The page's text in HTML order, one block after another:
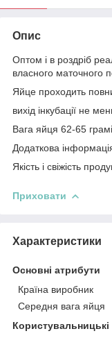
Опис
Оптом і в роздріб
власного маточного
Яйце проходить
вихід інкубації не
Вага яйця 62-65
Додаткова
Якість і свіжість
Приховати
Характеристики
Основні атрибути
Країна виробник
Середня вага яйця
Користувальницькі